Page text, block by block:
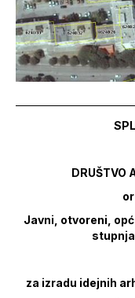
DRUŠTVO
Javni, otvoreni,
za izradu idejnih